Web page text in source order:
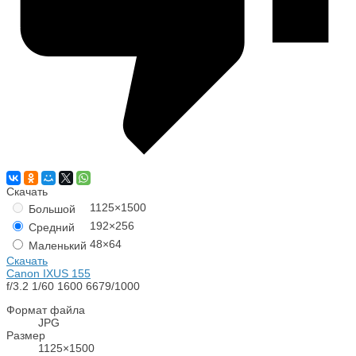
Скачать
Большой
1125×1500
Средний
192×256
Маленький 48×64
Скачать
Canon IXUS 155
f/3.2 1/60 1600 6679/1000
Формат файла
JPG
Размер
1125×1500